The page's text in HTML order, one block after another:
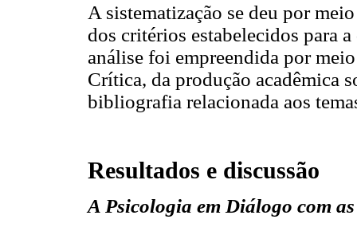
A sistematização se deu por
dos critérios estabelecidos para
análise foi empreendida por
Crítica, da produção acadêmica
bibliografia relacionada aos
Resultados e discussão
A Psicologia em Diálogo com